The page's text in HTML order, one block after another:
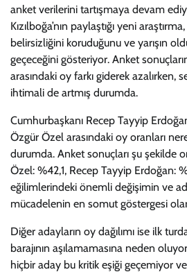
anket verilerini tartışmaya devam
Kızılboğa’nın paylaştığı yeni
belirsizliğini koruduğunu ve yarışın
geçeceğini gösteriyor. Anket
arasındaki oy farkı giderek azalırken,
ihtimali de artmış durumda.
Cumhurbaşkanı Recep Tayyip
Özgür Özel arasındaki oy oranları
durumda. Anket sonuçları şu şekilde
Özel: %42,1, Recep Tayyip Erdoğan:
eğilimlerindeki önemli değişimin ve
mücadelenin en somut göstergesi
Diğer adayların oy dağılımı ise ilk
barajının aşılamamasına neden
hiçbir aday bu kritik eşiği geçemiyor